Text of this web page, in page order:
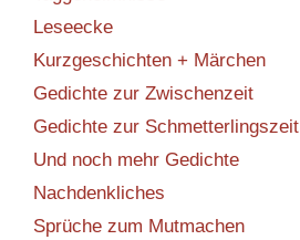
Leseecke
Kurzgeschichten + Märchen
Gedichte zur Zwischenzeit
Gedichte zur Schmetterlingszeit
Und noch mehr Gedichte
Nachdenkliches
Sprüche zum Mutmachen